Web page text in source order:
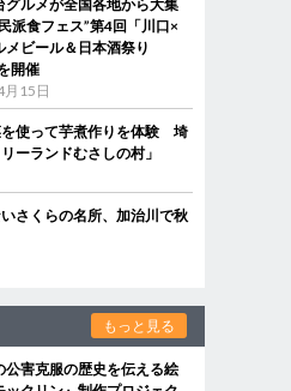
グルメが全国各地から大集
派食フェス”第4回「川口×
メビール＆日本酒祭り
開催
15日
を使って芋煮作りを体験 埼
ーランドむさしの村」
さくらの名所、加治川で秋
もっと見る
公害克服の歴史を伝える絵